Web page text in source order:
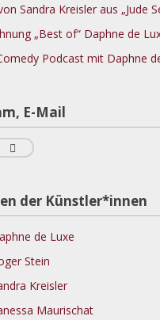
Sandra Kreisler aus „Jude
„Best of“ Daphne de
Podcast mit Daphne
E-Mail
der Künstler*innen
de Luxe
Stein
Kreisler
Maurischat